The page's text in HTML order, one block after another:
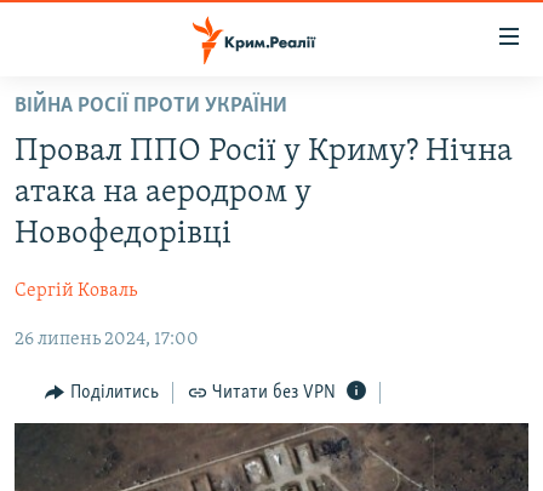
Перейти
основного
матеріалу
Перейти
до
основної
навігації
Перейти
пошуку
ВОДА.КРИМ
ВІДЕО ТА ФОТО
БЛОГИ
ПОГЛЯД
ІНТЕРВ'Ю
ВСЕ ЗА ДЕНЬ
СПЕЦПРОЕКТИ
ВІЙНА РОСІЇ ПРОТИ УКРАЇНИ
Провал ППО Росії у Криму? Нічна
атака на аеродром у
Новофедорівці
Сергій Коваль
26 липень 2024, 17:00
Поділитись Читати без VPN